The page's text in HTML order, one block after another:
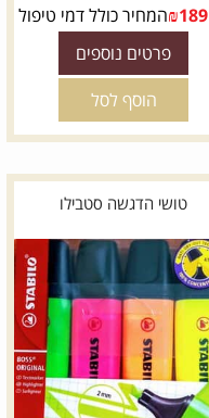
₪189 המחיר כולל דמי טיפול
פרטים נוספים
הוסף לסל
טושי הדגשה סטבילו